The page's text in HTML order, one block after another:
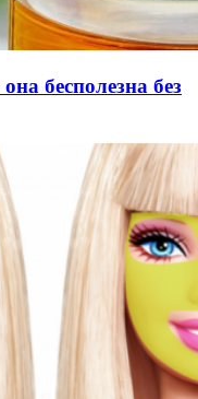
бесполезна без